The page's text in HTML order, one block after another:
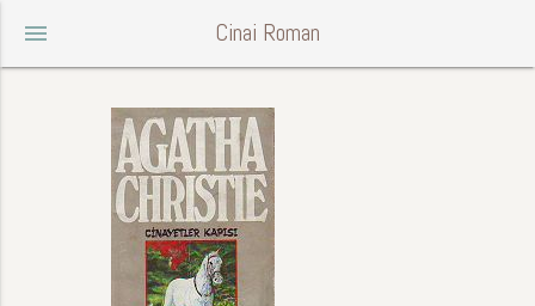
menu Cinai Roman